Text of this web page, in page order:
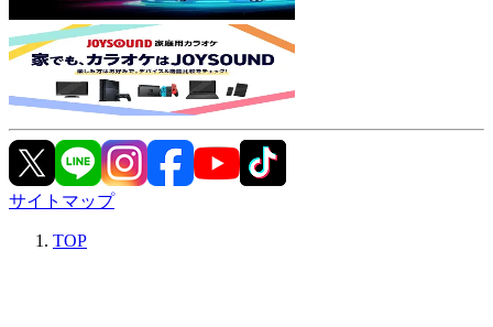
サイトマップ
TOP